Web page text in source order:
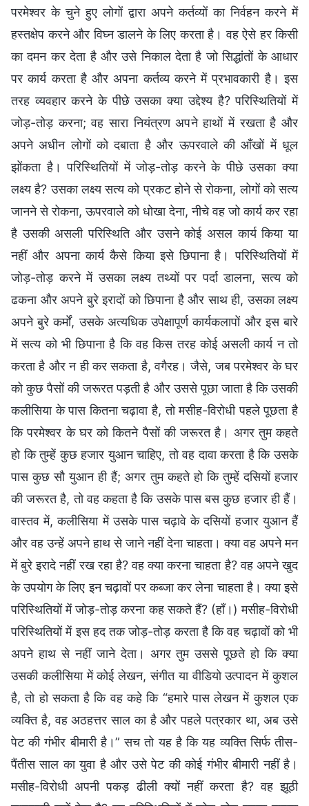
परमेश्वर के चुने हुए लोगों द्वारा अपने कर्तव्यों का निर्वहन करने में
हस्तक्षेप करने और विघ्न डालने के लिए करता है। वह ऐसे हर किसी
का दमन कर देता है और उसे निकाल देता है जो सिद्धांतों के आधार
पर कार्य करता है और अपना कर्तव्य करने में प्रभावकारी है। इस
तरह व्यवहार करने के पीछे उसका क्या उद्देश्य है? परिस्थितियों में
जोड़-तोड़ करना; वह सारा नियंत्रण अपने हाथों में रखता है और
अपने अधीन लोगों को दबाता है और ऊपरवाले की आँखों में धूल
झोंकता है। परिस्थितियों में जोड़-तोड़ करने के पीछे उसका क्या
लक्ष्य है? उसका लक्ष्य सत्य को प्रकट होने से रोकना, लोगों को सत्य
जानने से रोकना, ऊपरवाले को धोखा देना, नीचे वह जो कार्य कर रहा
है उसकी असली परिस्थिति और उसने कोई असल कार्य किया या
नहीं और अपना कार्य कैसे किया इसे छिपाना है। परिस्थितियों में
जोड़-तोड़ करने में उसका लक्ष्य तथ्यों पर पर्दा डालना, सत्य को
ढकना और अपने बुरे इरादों को छिपाना है और साथ ही, उसका लक्ष्य
अपने बुरे कर्मों, उसके अत्यधिक उपेक्षापूर्ण कार्यकलापों और इस बारे
में सत्य को भी छिपाना है कि वह किस तरह कोई असली कार्य न तो
करता है और न ही कर सकता है, वगैरह। जैसे, जब परमेश्वर के घर
को कुछ पैसों की जरूरत पड़ती है और उससे पूछा जाता है कि उसकी
कलीसिया के पास कितना चढ़ावा है, तो मसीह-विरोधी पहले पूछता है
कि परमेश्वर के घर को कितने पैसों की जरूरत है। अगर तुम कहते
हो कि तुम्हें कुछ हजार युआन चाहिए, तो वह दावा करता है कि उसके
पास कुछ सौ युआन ही हैं; अगर तुम कहते हो कि तुम्हें दसियों हजार
की जरूरत है, तो वह कहता है कि उसके पास बस कुछ हजार ही हैं।
वास्तव में, कलीसिया में उसके पास चढ़ावे के दसियों हजार युआन हैं
और वह उन्हें अपने हाथ से जाने नहीं देना चाहता। क्या वह अपने मन
में बुरे इरादे नहीं रख रहा है? वह क्या करना चाहता है? वह अपने खुद
के उपयोग के लिए इन चढ़ावों पर कब्जा कर लेना चाहता है। क्या इसे
परिस्थितियों में जोड़-तोड़ करना कह सकते हैं? (हाँ।) मसीह-विरोधी
परिस्थितियों में इस हद तक जोड़-तोड़ करता है कि वह चढ़ावों को भी
अपने हाथ से नहीं जाने देता। अगर तुम उससे पूछते हो कि क्या
उसकी कलीसिया में कोई लेखन, संगीत या वीडियो उत्पादन में कुशल
है, तो हो सकता है कि वह कहे कि “हमारे पास लेखन में कुशल एक
व्यक्ति है, वह अठहत्तर साल का है और पहले पत्रकार था, अब उसे
पेट की गंभीर बीमारी है।” सच तो यह है कि यह व्यक्ति सिर्फ तीस-
पैंतीस साल का युवा है और उसे पेट की कोई गंभीर बीमारी नहीं है।
मसीह-विरोधी अपनी पकड़ ढीली क्यों नहीं करता है? वह झूठी